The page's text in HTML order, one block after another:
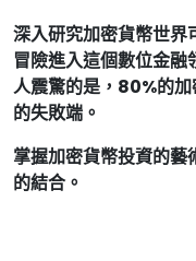
深入研究加密貨幣世界
冒險進入這個數位金
人震驚的是，80%的
的失敗端。
掌握加密貨幣投資的
的結合。